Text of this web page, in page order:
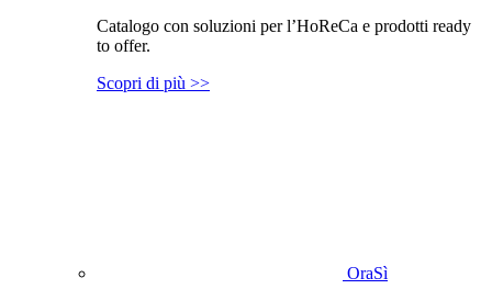
Catalogo con soluzioni per l’HoReCa e prodotti ready
to offer.
Scopri di più >>
OraSì